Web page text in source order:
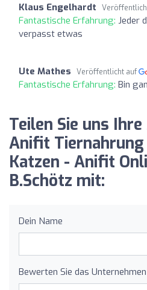
Klaus Engelhardt
Fantastische Erfahrung: Jeder
verpasst etwas
Ute Mathes Veröffentlicht auf
Fantastische Erfahrung: Bin
Teilen Sie uns
Anifit
Katzen - Anifit
B.Schötz mit:
Dein Name
Bewerten Sie das